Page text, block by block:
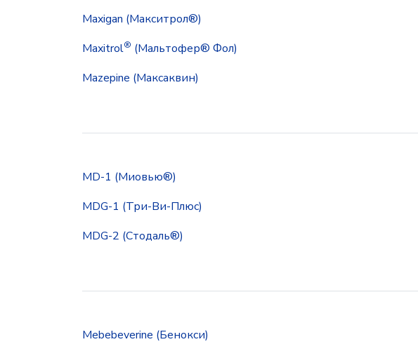
Maxigan (Макситрол®)
Maxitrol® (Мальтофер® Фол)
Mazepine (Максаквин)
MD-1 (Миовью®)
MDG-1 (Три-Ви-Плюс)
MDG-2 (Стодаль®)
Mebebeverine (Бенокси)